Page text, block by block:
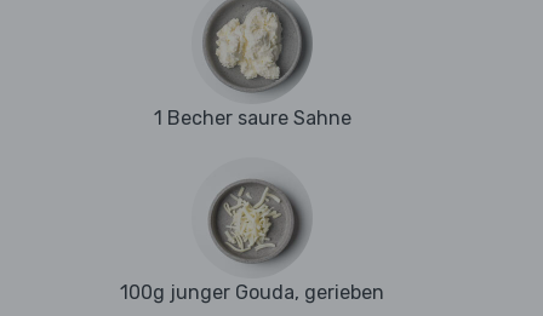
1 Becher saure Sahne
100g junger Gouda, gerieben